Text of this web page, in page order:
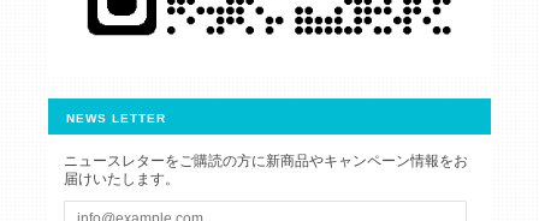
NEWS LETTER
ニュースレターをご購読の方に新商品やキャンペーン情報をお
届けいたします。